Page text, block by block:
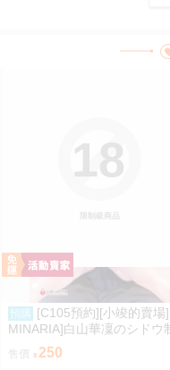
限制級商品
18
預購
[C105預約][小竣的賣場
MINARIA]白山華凜のシドウ
同人誌id=2694268
售價 250